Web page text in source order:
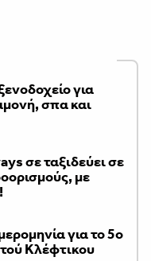
για
σπα και
σε ταξιδεύει σε
με
για το 5ο
Κλέφτικου